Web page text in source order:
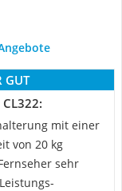
GUT
mit einer
von 20 kg
sehr